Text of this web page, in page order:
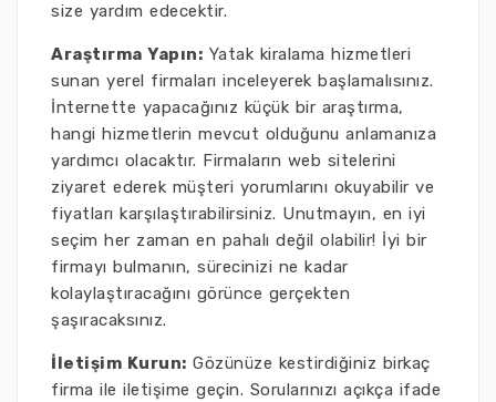
size yardım edecektir.
Araştırma Yapın: Yatak kiralama hizmetleri
sunan yerel firmaları inceleyerek başlamalısınız.
İnternette yapacağınız küçük bir araştırma,
hangi hizmetlerin mevcut olduğunu anlamanıza
yardımcı olacaktır. Firmaların web sitelerini
ziyaret ederek müşteri yorumlarını okuyabilir ve
fiyatları karşılaştırabilirsiniz. Unutmayın, en iyi
seçim her zaman en pahalı değil olabilir! İyi bir
firmayı bulmanın, sürecinizi ne kadar
kolaylaştıracağını görünce gerçekten
şaşıracaksınız.
İletişim Kurun: Gözünüze kestirdiğiniz birkaç
firma ile iletişime geçin. Sorularınızı açıkça ifade